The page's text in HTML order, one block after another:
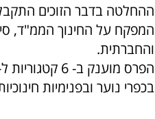
ההחלטה בדבר הזוכים
המפקח על החינוך הממ"ד,
והחברתית.
בכפרי נוער ובפנימיות